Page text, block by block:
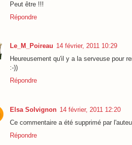
Peut être !!!
Répondre
Le_M_Poireau 14 février, 2011 10:29
Heureusement qu'il y a la serveuse pour
:-))
Répondre
Elsa Solvignon 14 février, 2011 12:20
Ce commentaire a été supprimé par
Répondre